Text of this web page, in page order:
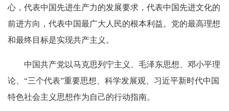
心，代表中国先进生产力的发展要求，代表中国先进文化的
前进方向，代表中国最广大人民的根本利益。党的最高理想
和最终目标是实现共产主义。
中国共产党以马克思列宁主义、毛泽东思想、邓小平理
论、“三个代表”重要思想、科学发展观、习近平新时代中国
特色社会主义思想作为自己的行动指南。